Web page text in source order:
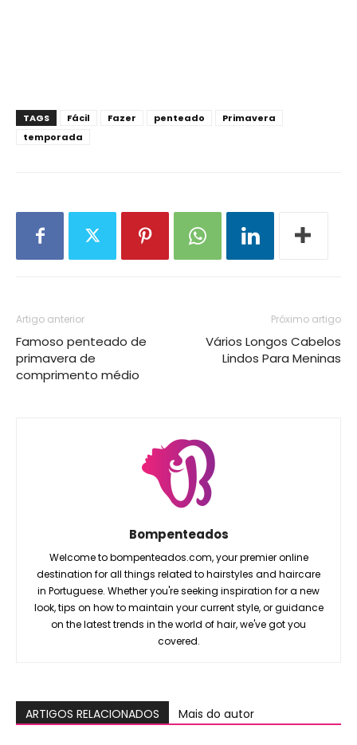
TAGS Fácil Fazer penteado
Primavera
temporada
Artigo anterior
Famoso penteado de
primavera de
comprimento médio
Próximo artigo
Vários Longos Cabelos
Lindos Para Meninas
Bompenteados
Welcome to bompenteados.com, your premier online
destination for all things related to hairstyles and haircare
in Portuguese. Whether you're seeking inspiration for a new
look, tips on how to maintain your current style, or guidance
on the latest trends in the world of hair, we've got you
covered.
ARTIGOS RELACIONADOS Mais do autor